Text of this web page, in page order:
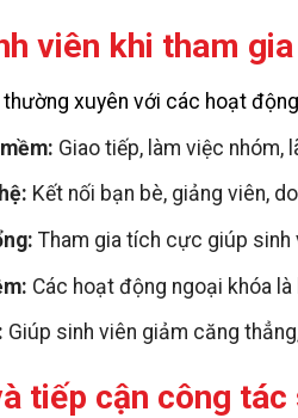
viên khi tham
xuyên với các hoạt
Giao tiếp, làm việc nhóm,
Kết nối bạn bè, giảng viên,
Tham gia tích cực giúp
Các hoạt động ngoại khóa
Giúp sinh viên giảm căng
tiếp cận công tác